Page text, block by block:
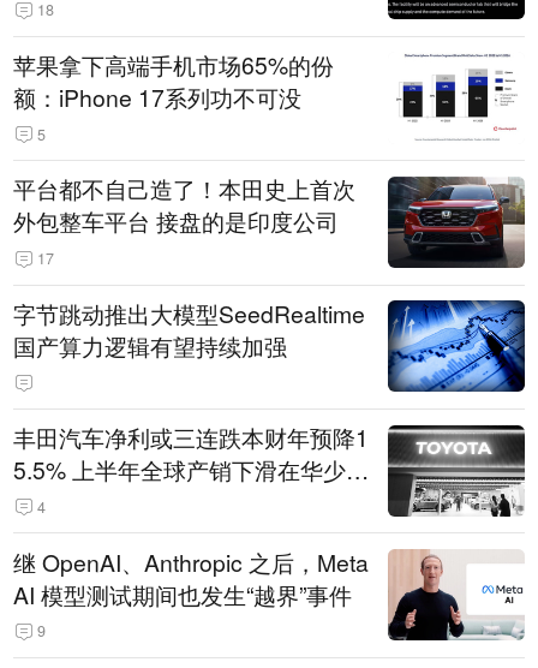
18
苹果拿下高端手机市场65%的份
额：iPhone 17系列功不可没
5
平台都不自己造了！本田史上首次
外包整车平台 接盘的是印度公司
17
字节跳动推出大模型SeedRealtime
国产算力逻辑有望持续加强
丰田汽车净利或三连跌本财年预降1
5.5% 上半年全球产销下滑在华少卖
14.3万辆
4
继 OpenAI、Anthropic 之后，Meta
AI 模型测试期间也发生“越界”事件
9